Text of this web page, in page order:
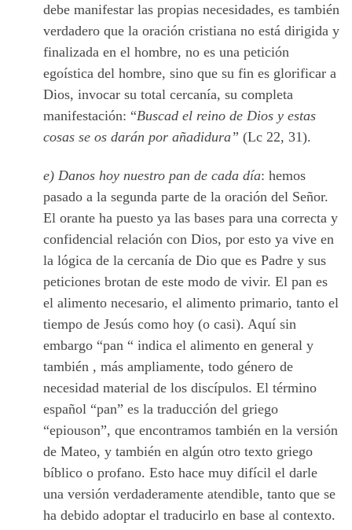
debe manifestar las propias necesidades, es también
verdadero que la oración cristiana no está dirigida y
finalizada en el hombre, no es una petición
egoística del hombre, sino que su fin es glorificar a
Dios, invocar su total cercanía, su completa
manifestación: “Buscad el reino de Dios y estas
cosas se os darán por añadidura” (Lc 22, 31).
e) Danos hoy nuestro pan de cada día: hemos
pasado a la segunda parte de la oración del Señor.
El orante ha puesto ya las bases para una correcta y
confidencial relación con Dios, por esto ya vive en
la lógica de la cercanía de Dio que es Padre y sus
peticiones brotan de este modo de vivir. El pan es
el alimento necesario, el alimento primario, tanto el
tiempo de Jesús como hoy (o casi). Aquí sin
embargo “pan “ indica el alimento en general y
también , más ampliamente, todo género de
necesidad material de los discípulos. El término
español “pan” es la traducción del griego
“epiouson”, que encontramos también en la versión
de Mateo, y también en algún otro texto griego
bíblico o profano. Esto hace muy difícil el darle
una versión verdaderamente atendible, tanto que se
ha debido adoptar el traducirlo en base al contexto.